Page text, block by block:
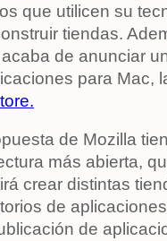
que utilicen su
tiendas.
de anunciar
para Mac,
de Mozilla
más abierta,
crear distintas
de
de